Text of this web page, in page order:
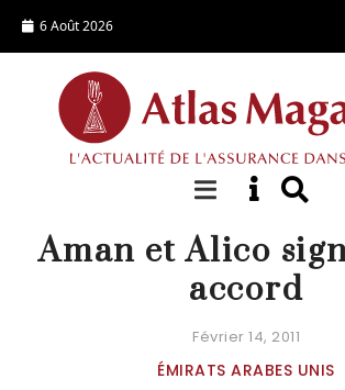
6 Août 2026
ACTUALITÉ
Aman et Alico
accord
Février 14, 2011
ÉMIRATS ARABES UNIS